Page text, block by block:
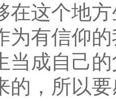
在这个地
为有信仰
当成自己
的，所以